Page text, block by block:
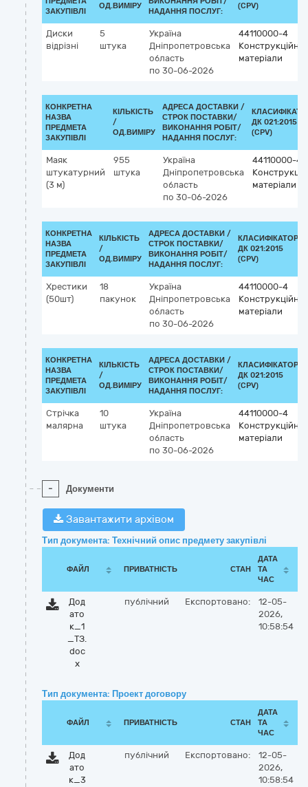
ЗАКУПІВЛІ
ОД.ВИМІРУ
НАДАННЯ ПОСЛУГ:
(CPV)
Диски
відрізні
5
штука
Україна
Дніпропетровська
область
по 30-06-2026
44110000-4
Конструкційні
матеріали
КОНКРЕТНА
НАЗВА
ПРЕДМЕТА
ЗАКУПІВЛІ
КІЛЬКІСТЬ
/
ОД.ВИМІРУ
АДРЕСА ДОСТАВКИ /
СТРОК ПОСТАВКИ/
ВИКОНАННЯ РОБІТ/
НАДАННЯ ПОСЛУГ:
ДК 021:2015
(CPV)
Маяк
штукатурний
(3 м)
955
штука
Україна
Дніпропетровська
область
по 30-06-2026
44110000-4
матеріали
КОНКРЕТНА
НАЗВА
ПРЕДМЕТА
ЗАКУПІВЛІ
КІЛЬКІСТЬ
/
ОД.ВИМІРУ
АДРЕСА ДОСТАВКИ /
СТРОК ПОСТАВКИ/
ВИКОНАННЯ РОБІТ/
НАДАННЯ ПОСЛУГ:
КЛАСИФІКАТОР
ДК 021:2015
(CPV)
Хрестики
(50шт)
18
пакунок
Україна
Дніпропетровська
область
по 30-06-2026
44110000-4
Конструкційні
матеріали
КОНКРЕТНА
НАЗВА
ПРЕДМЕТА
ЗАКУПІВЛІ
КІЛЬКІСТЬ
/
ОД.ВИМІРУ
АДРЕСА ДОСТАВКИ /
СТРОК ПОСТАВКИ/
ВИКОНАННЯ РОБІТ/
НАДАННЯ ПОСЛУГ:
КЛАСИФІКАТОР
ДК 021:2015
(CPV)
Стрічка
малярна
10
штука
Україна
Дніпропетровська
область
по 30-06-2026
44110000-4
Конструкційні
матеріали
- Документи
Завантажити архівом
Тип документа: Технічний опис предмету закупівлі
ФАЙЛ ПРИВАТНІСТЬ СТАН
ДАТА
ТА
ЧАС
Дод
ато
к_1
_ТЗ.
doc
x
публічний Експортовано:
12-05-
2026,
10:58:54
Тип документа: Проект договору
ФАЙЛ ПРИВАТНІСТЬ СТАН
ДАТА
ТА
ЧАС
Дод
ато
к_3
публічний Експортовано:
12-05-
2026,
10:58:54